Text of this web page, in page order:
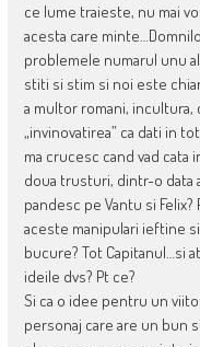
ce lume traieste, nu mai
acesta care
problemele numarul unu
stiti si stim si noi este
a multor romani, incultura,
„invinovatirea” ca dati in
ma crucesc cand vad
doua trusturi, dintr-o data
pandesc pe Vantu si
aceste manipulari ieftine
bucure? Tot Capitanul…si
ideile dvs? Pt ce?
Si ca o idee pentru un
personaj care are un bun